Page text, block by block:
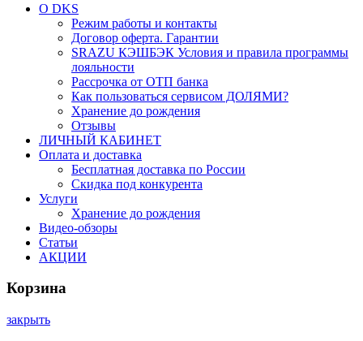
О DKS
Режим работы и контакты
Договор оферта. Гарантии
SRAZU КЭШБЭК Условия и правила программы
лояльности
Рассрочка от ОТП банка
Как пользоваться сервисом ДОЛЯМИ?
Хранение до рождения
Отзывы
ЛИЧНЫЙ КАБИНЕТ
Оплата и доставка
Бесплатная доставка по России
Скидка под конкурента
Услуги
Хранение до рождения
Видео-обзоры
Статьи
АКЦИИ
Корзина
закрыть